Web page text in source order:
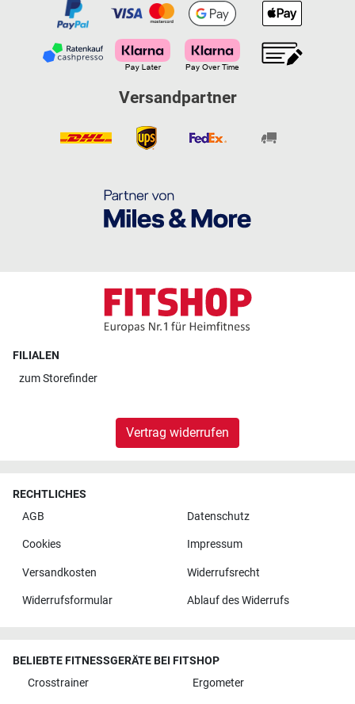
Versandpartner
FILIALEN
zumStorefinder
Vertrag widerrufen
RECHTLICHES
AGB
Datenschutz
Cookies Impressum
Versandkosten Widerrufsrecht
Widerrufsformular Ablauf des Widerrufs
BELIEBTE FITNESSGERÄTE BEI FITSHOP
Crosstrainer
Ergometer